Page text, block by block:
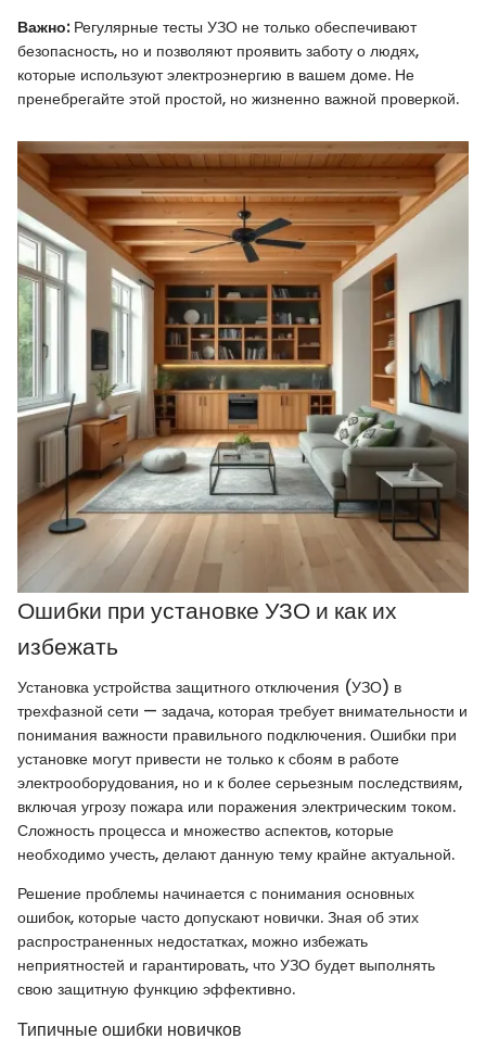
Важно:Регулярные тесты УЗО не только обеспечивают
безопасность, но и позволяют проявить заботу о людях,
которые используют электроэнергию в вашем доме. Не
пренебрегайте этой простой, но жизненно важной проверкой.
Ошибки при установке УЗО и как их
избежать
Установка устройства защитного отключения (УЗО) в
трехфазной сети — задача, которая требует внимательности и
понимания важности правильного подключения. Ошибки при
установке могут привести не только к сбоям в работе
электрооборудования, но и к более серьезным последствиям,
включая угрозу пожара или поражения электрическим током.
Сложность процесса и множество аспектов, которые
необходимо учесть, делают данную тему крайне актуальной.
Решение проблемы начинается с понимания основных
ошибок, которые часто допускают новички. Зная об этих
распространенных недостатках, можно избежать
неприятностей и гарантировать, что УЗО будет выполнять
свою защитную функцию эффективно.
Типичные ошибки новичков